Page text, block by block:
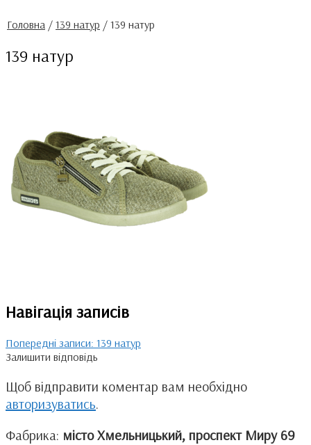
Головна / 139 натур / 139 натур
139 натур
Навігація записів
Попередні записи: 139 натур
Залишити відповідь
Щоб відправити коментар вам необхідно
авторизуватись.
Фабрика: місто Хмельницький, проспект Миру 69